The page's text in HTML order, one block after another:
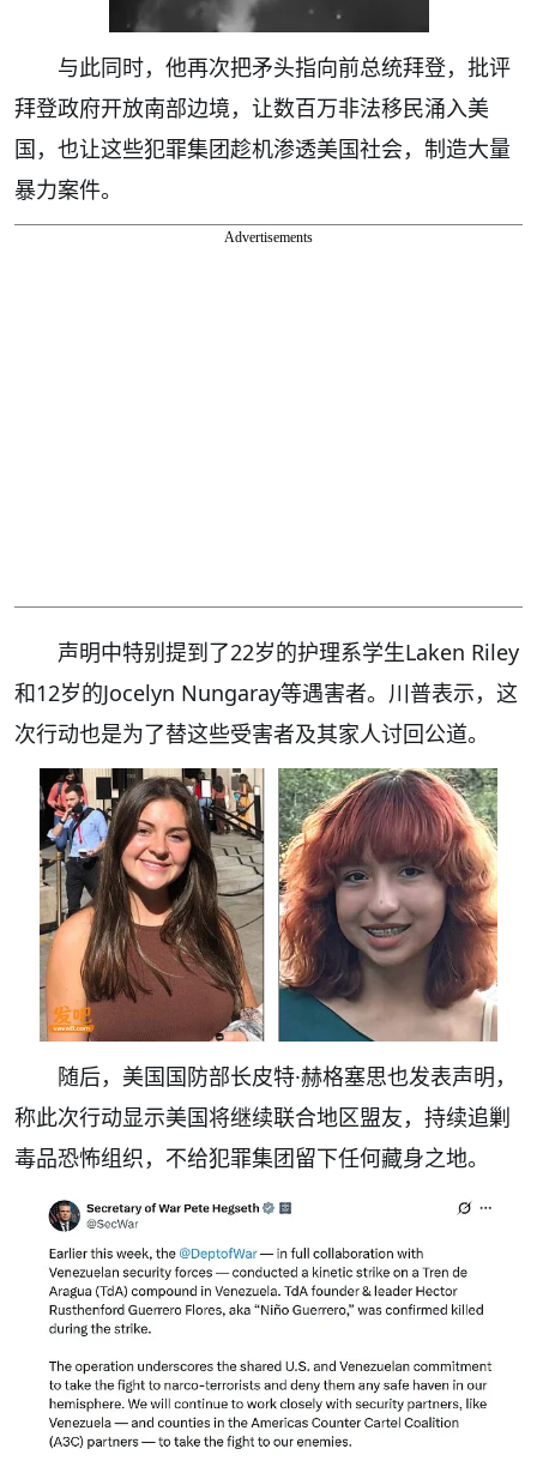
与此同时，他再次把矛头指向前总统拜登，批评
拜登政府开放南部边境，让数百万非法移民涌入美
国，也让这些犯罪集团趁机渗透美国社会，制造大量
暴力案件。
Advertisements
声明中特别提到了22岁的护理系学生Laken Riley
和12岁的Jocelyn Nungaray等遇害者。川普表示，这
次行动也是为了替这些受害者及其家人讨回公道。
随后，美国国防部长皮特·赫格塞思也发表声明，
称此次行动显示美国将继续联合地区盟友，持续追剿
毒品恐怖组织，不给犯罪集团留下任何藏身之地。